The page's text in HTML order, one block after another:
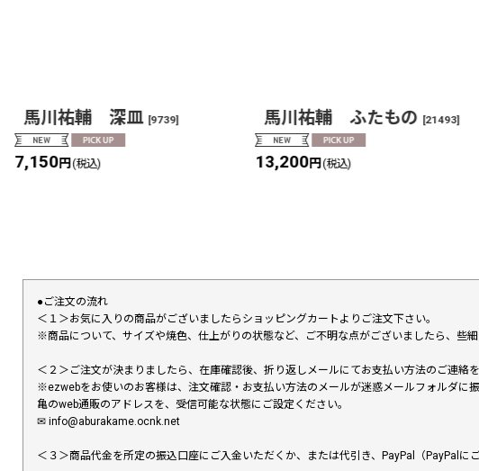
馬川祐輔 深皿 [9739]
7,150円 (税込)
馬川祐輔 ふたもの [21493]
13,200円 (税込)
●ご注文の流れ
＜１＞お気に入りの商品がございましたらショッピングカートよりご注文下さい。
※商品について、サイズや焼色、仕上がりの状態など、ご不明な点がございましたら、些
＜２＞ご注文が決まりましたら、在庫確認後、折り返しメールにてお支払い方法のご連絡を
※ezwebをお使いのお客様は、注文確認・お支払い方法のメールが迷惑メールフォルダに
亀のweb通販のアドレスを、受信可能な状態にご設定ください。
✉︎ info@aburakame.ocnk.net
＜３＞商品代金を所定の振込口座にご入金いただくか、または代引き、PayPal（PayPal